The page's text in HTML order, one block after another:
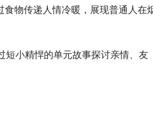
物传递人情冷暖，展现普通人在
短小精悍的单元故事探讨亲情、友